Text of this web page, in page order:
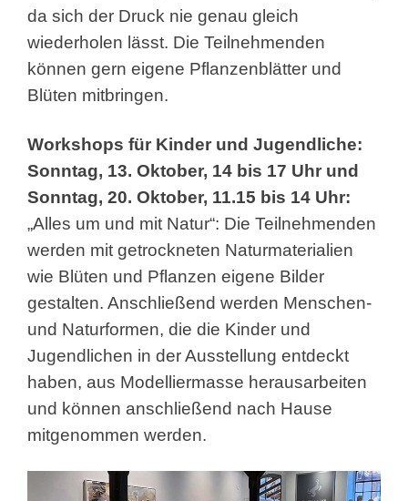
da sich der Druck nie genau gleich
wiederholen lässt. Die Teilnehmenden
können gern eigene Pflanzenblätter und
Blüten mitbringen.
Workshops für Kinder und Jugendliche:
Sonntag, 13. Oktober, 14 bis 17 Uhr und
Sonntag, 20. Oktober, 11.15 bis 14 Uhr:
„Alles um und mit Natur“: Die Teilnehmenden
werden mit getrockneten Naturmaterialien
wie Blüten und Pflanzen eigene Bilder
gestalten. Anschließend werden Menschen-
und Naturformen, die die Kinder und
Jugendlichen in der Ausstellung entdeckt
haben, aus Modelliermasse herausarbeiten
und können anschließend nach Hause
mitgenommen werden.